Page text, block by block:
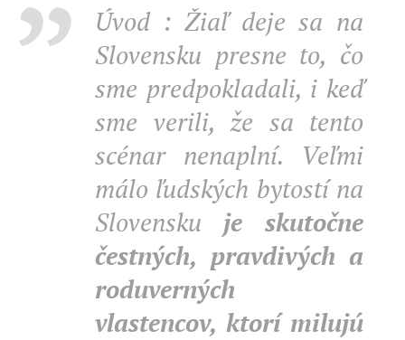
Úvod : Žiaľ deje sa na
Slovensku presne to, čo
sme predpokladali, i keď
sme verili, že sa tento
scénar nenaplní. Veľmi
málo ľudských bytostí na
Slovensku je skutočne
čestných, pravdivých a
roduverných
vlastencov, ktorí milujú